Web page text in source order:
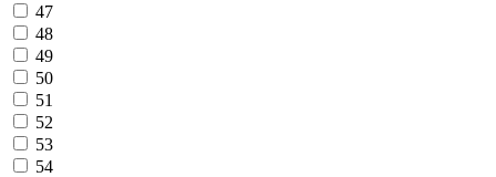
47
48
49
50
51
52
53
54